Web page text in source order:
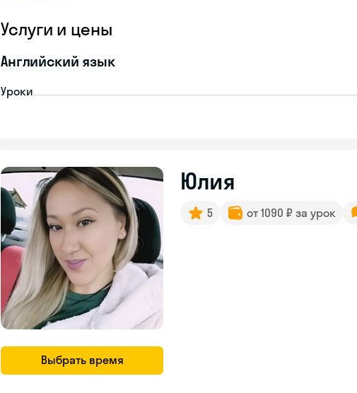
Услуги и цены
Английский язык
Уроки
Выбрать время
Юлия
5 от 1090 ₽ за урок